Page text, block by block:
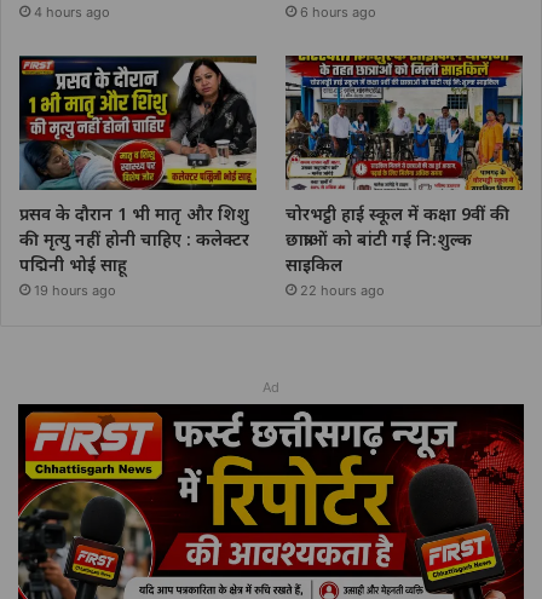
4 hours ago 6 hours ago
प्रसव के दौरान 1 भी मातृ और शिशु
की मृत्यु नहीं होनी चाहिए : कलेक्टर
पद्मिनी भोई साहू
19 hours ago
चोरभट्ठी हाई स्कूल में कक्षा 9वीं की
छात्राओं को बांटी गई नि:शुल्क
साइकिल
22 hours ago
Ad